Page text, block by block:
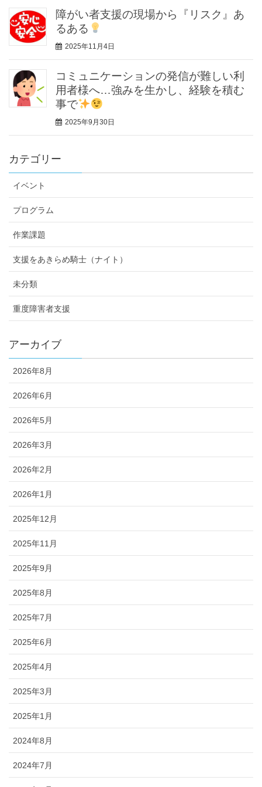
障がい者支援の現場から『リスク』あ
るある
2025年11月4日
コミュニケーションの発信が難しい利
用者様へ…強みを生かし、経験を積む
事で
2025年9月30日
カテゴリー
イベント
プログラム
作業課題
支援をあきらめ騎士（ナイト）
未分類
重度障害者支援
アーカイブ
2026年8月
2026年6月
2026年5月
2026年3月
2026年2月
2026年1月
2025年12月
2025年11月
2025年9月
2025年8月
2025年7月
2025年6月
2025年4月
2025年3月
2025年1月
2024年8月
2024年7月